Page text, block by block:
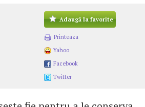
Adaugă la favorite
Printeaza
Yahoo
Facebook
Twitter